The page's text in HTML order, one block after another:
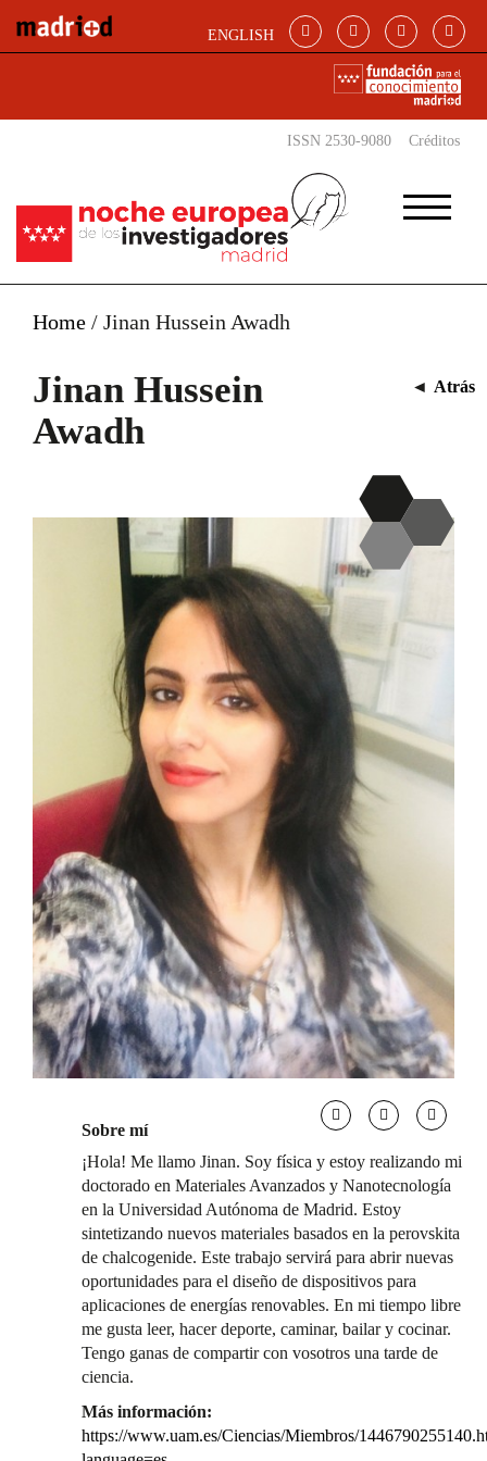
ENGLISH
ISSN 2530-9080 Créditos
Home / Jinan Hussein Awadh
Jinan Hussein
Awadh
◄ Atrás
Sobre mí
¡Hola! Me llamo Jinan. Soy física y estoy realizando mi
doctorado en Materiales Avanzados y Nanotecnología
en la Universidad Autónoma de Madrid. Estoy
sintetizando nuevos materiales basados en la perovskita
de chalcogenide. Este trabajo servirá para abrir nuevas
oportunidades para el diseño de dispositivos para
aplicaciones de energías renovables. En mi tiempo libre
me gusta leer, hacer deporte, caminar, bailar y cocinar.
Tengo ganas de compartir con vosotros una tarde de
ciencia.
Más información:
https://www.uam.es/Ciencias/Miembros/